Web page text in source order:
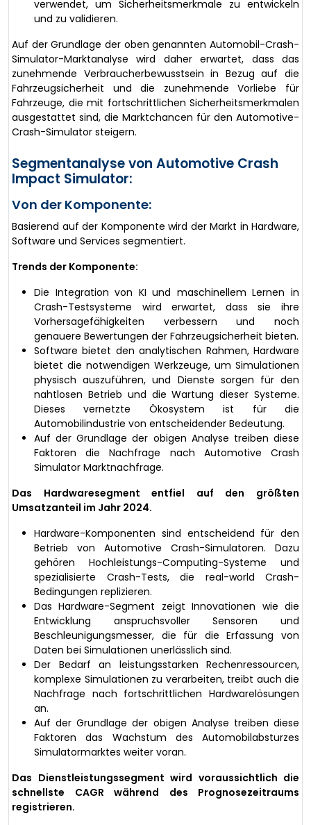
verwendet, um Sicherheitsmerkmale zu entwickeln
und zu validieren.
Auf der Grundlage der oben genannten Automobil-Crash-
Simulator-Marktanalyse wird daher erwartet, dass das
zunehmende Verbraucherbewusstsein in Bezug auf die
Fahrzeugsicherheit und die zunehmende Vorliebe für
Fahrzeuge, die mit fortschrittlichen Sicherheitsmerkmalen
ausgestattet sind, die Marktchancen für den Automotive-
Crash-Simulator steigern.
Segmentanalyse von Automotive Crash
Impact Simulator:
Von der Komponente:
Basierend auf der Komponente wird der Markt in Hardware,
Software und Services segmentiert.
Trends der Komponente:
Die Integration von KI und maschinellem Lernen in
Crash-Testsysteme wird erwartet, dass sie ihre
Vorhersagefähigkeiten verbessern und noch
genauere Bewertungen der Fahrzeugsicherheit bieten.
Software bietet den analytischen Rahmen, Hardware
bietet die notwendigen Werkzeuge, um Simulationen
physisch auszuführen, und Dienste sorgen für den
nahtlosen Betrieb und die Wartung dieser Systeme.
Dieses vernetzte Ökosystem ist für die
Automobilindustrie von entscheidender Bedeutung.
Auf der Grundlage der obigen Analyse treiben diese
Faktoren die Nachfrage nach Automotive Crash
Simulator Marktnachfrage.
Das Hardwaresegment entfiel auf den größten
Umsatzanteil im Jahr 2024.
Hardware-Komponenten sind entscheidend für den
Betrieb von Automotive Crash-Simulatoren. Dazu
gehören Hochleistungs-Computing-Systeme und
spezialisierte Crash-Tests, die real-world Crash-
Bedingungen replizieren.
Das Hardware-Segment zeigt Innovationen wie die
Entwicklung anspruchsvoller Sensoren und
Beschleunigungsmesser, die für die Erfassung von
Daten bei Simulationen unerlässlich sind.
Der Bedarf an leistungsstarken Rechenressourcen,
komplexe Simulationen zu verarbeiten, treibt auch die
Nachfrage nach fortschrittlichen Hardwarelösungen
an.
Auf der Grundlage der obigen Analyse treiben diese
Faktoren das Wachstum des Automobilabsturzes
Simulatormarktes weiter voran.
Das Dienstleistungssegment wird voraussichtlich die
schnellste CAGR während des Prognosezeitraums
registrieren.